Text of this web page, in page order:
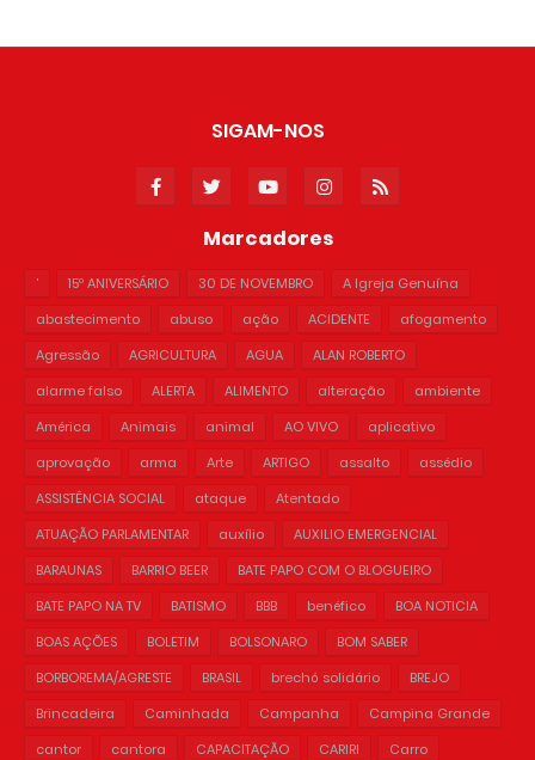
SIGAM-NOS
Marcadores
' 15º ANIVERSÁRIO 30 DE NOVEMBRO
A Igreja Genuína
abastecimento
abuso ação ACIDENTE
afogamento
Agressão
AGRICULTURA AGUA
ALAN ROBERTO
alarme falso
ALERTA ALIMENTO alteração
ambiente
América
Animais animal AO VIVO
aplicativo
aprovação
arma Arte ARTIGO assalto
assédio
ASSISTÊNCIA SOCIAL
ataque
Atentado
ATUAÇÃO PARLAMENTAR
auxílio
AUXILIO EMERGENCIAL
BARAUNAS
BARRIO BEER
BATE PAPO COM O BLOGUEIRO
BATE PAPO NA TV
BATISMO BBB benéfico
BOA NOTICIA
BOAS AÇÕES
BOLETIM BOLSONARO
BOM SABER
BORBOREMA/AGRESTE
BRASIL brechó solidário
BREJO
Brincadeira
Caminhada Campanha
Campina Grande
cantor
cantora CAPACITAÇÃO CARIRI
Carro